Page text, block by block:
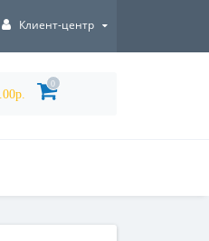
Клиент-центр
0